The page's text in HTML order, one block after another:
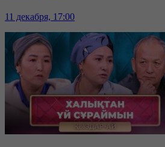
11 декабря, 17:00